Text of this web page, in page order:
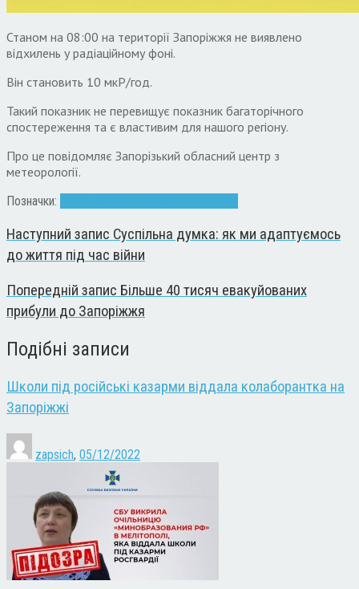
Станом на 08:00 на території Запоріжжя не виявлено
відхилень у радіаційному фоні.
Він становить 10 мкР/год.
Такий показник не перевищує показник багаторічного
спостереження та є властивим для нашого регіону.
Про це повідомляє Запорізький обласний центр з
метеорології.
Позначки:
Наступний запис Суспільна думка: як ми адаптуємось
до життя під час війни
Попередній запис Більше 40 тисяч евакуйованих
прибули до Запоріжжя
Подібні записи
Школи під російські казарми віддала колаборантка на
Запоріжжі
zapsich, 05/12/2022